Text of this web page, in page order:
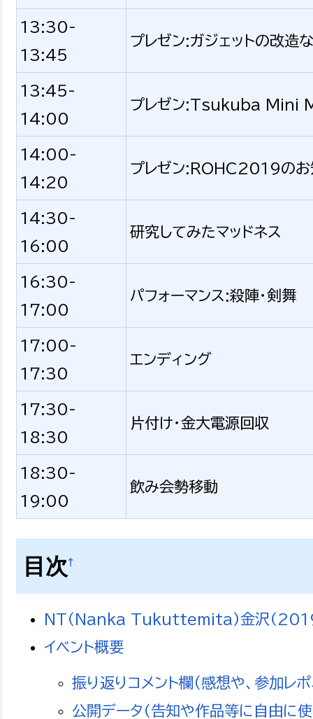
13:30-
13:45
プレゼン:ガジェットの改造
13:45-
14:00
プレゼン:Tsukuba
14:00-
14:20
プレゼン:ROHC2019のお
14:30-
16:00
研究してみたマッドネス
16:30-
17:00
パフォーマンス:殺陣・剣舞
17:00-
17:30
エンディング
17:30-
18:30
片付け・金大電源回収
18:30-
19:00
飲み会勢移動
目次†
NT(Nanka Tukuttemita)金沢
イベント概要
振り返りコメント欄（感想や、参加レ
公開データ(告知や作品等に自由に